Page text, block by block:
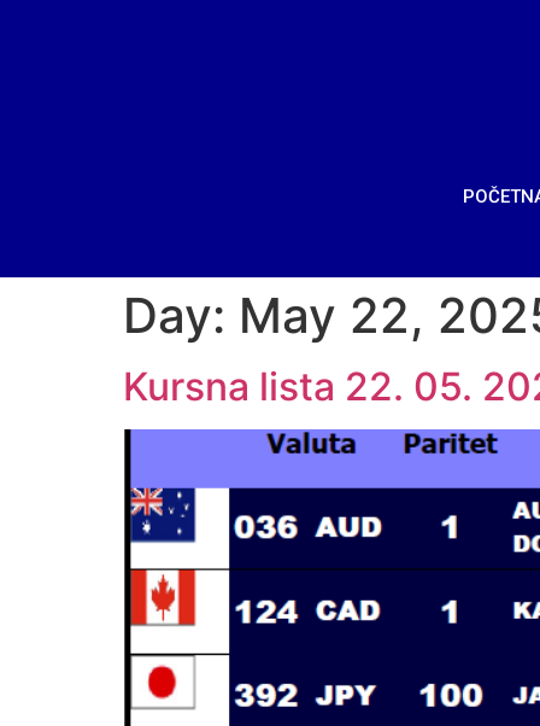
Day: May 22,
Kursna lista 22. 05.